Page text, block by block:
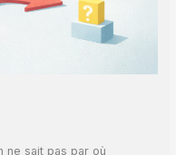
ne sait pas par où